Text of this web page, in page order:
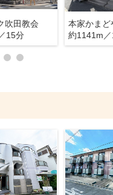
吹田教会
15分
約1141m